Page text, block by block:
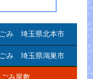
み 埼玉県北本市
み 埼玉県鴻巣市
み屋敷